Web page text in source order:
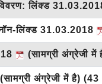
लिंक्ड
लिंक्ड 31.03.2018
(सामग्री अंग्रेजी में
(सामग्री अंग्रेजी में है) (43